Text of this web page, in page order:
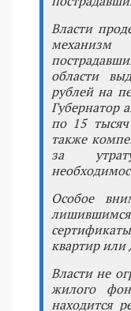
Власти
области
рублей на
Губернатор
по 15
также
за
Особое
квартир или
Власти не
жилого
находится